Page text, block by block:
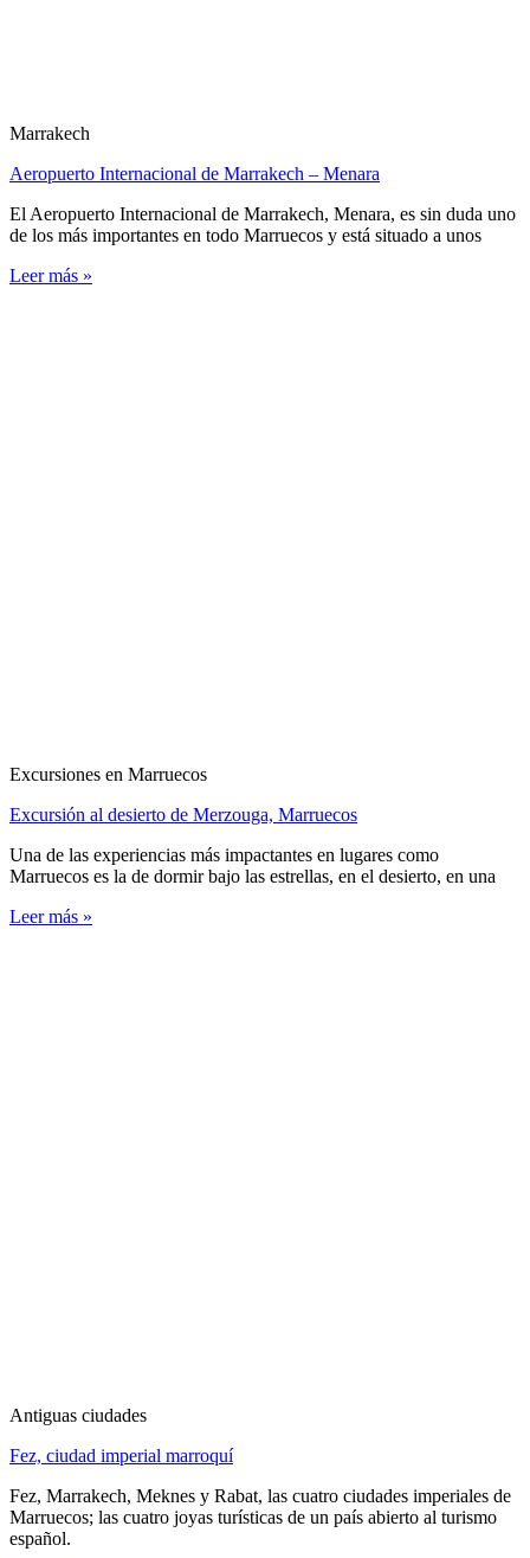
Marrakech
Aeropuerto Internacional de Marrakech – Menara
El Aeropuerto Internacional de Marrakech, Menara, es sin duda uno
de los más importantes en todo Marruecos y está situado a unos
Leer más »
Excursiones en Marruecos
Excursión al desierto de Merzouga, Marruecos
Una de las experiencias más impactantes en lugares como
Marruecos es la de dormir bajo las estrellas, en el desierto, en una
Leer más »
Antiguas ciudades
Fez, ciudad imperial marroquí
Fez, Marrakech, Meknes y Rabat, las cuatro ciudades imperiales de
Marruecos; las cuatro joyas turísticas de un país abierto al turismo
español.